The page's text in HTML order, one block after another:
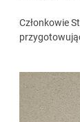
Członkowie